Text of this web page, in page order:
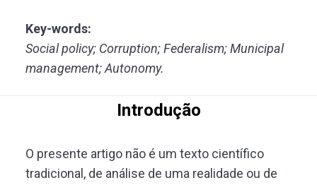
Key-words:
Social policy; Corruption; Federalism; Municipal
management; Autonomy.
Introdução
O presente artigo não é um texto científico
tradicional, de análise de uma realidade ou de